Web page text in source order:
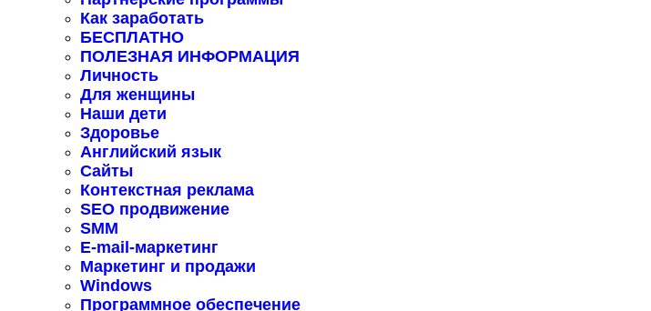
Как заработать
БЕСПЛАТНО
ПОЛЕЗНАЯ ИНФОРМАЦИЯ
Личность
Для женщины
Наши дети
Здоровье
Английский язык
Сайты
Контекстная реклама
SEO продвижение
SMM
E-mail-маркетинг
Маркетинг и продажи
Windows
Программное обеспечение